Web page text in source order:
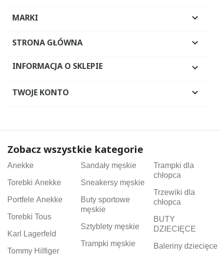
MARKI 
STRONA GŁÓWNA 
INFORMACJA O SKLEPIE 
TWOJE KONTO 
Zobacz wszystkie kategorie
Anekke
Torebki Anekke
Portfele Anekke
Torebki Tous
Karl Lagerfeld
Tommy Hilfiger
Sandały męskie
Sneakersy męskie
Buty sportowe
męskie
Sztyblety męskie
Trampki męskie
Trampki dla
chłopca
Trzewiki dla
chłopca
BUTY
DZIECIĘCE
Baleriny dziecięce